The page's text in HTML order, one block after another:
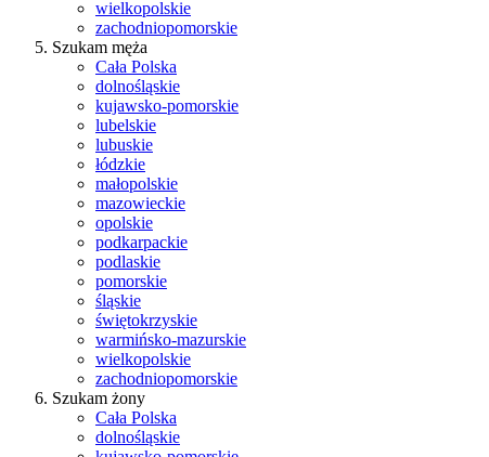
wielkopolskie
zachodniopomorskie
Szukam męża
Cała Polska
dolnośląskie
kujawsko-pomorskie
lubelskie
lubuskie
łódzkie
małopolskie
mazowieckie
opolskie
podkarpackie
podlaskie
pomorskie
śląskie
świętokrzyskie
warmińsko-mazurskie
wielkopolskie
zachodniopomorskie
Szukam żony
Cała Polska
dolnośląskie